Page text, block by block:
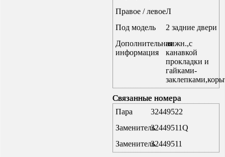
Правое / левоеЛ
Под модель
2 задние двери
Дополнительная
информация
нижн.,с
канавкой
прокладки и
гайками-
Связанные номера
Пара
32449522
Заменитель32449511Q
Заменитель32449511